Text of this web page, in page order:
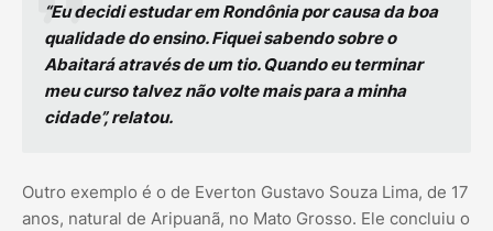
“Eu decidi estudar em Rondônia por causa da boa
qualidade do ensino. Fiquei sabendo sobre o
Abaitará através de um tio. Quando eu terminar
meu curso talvez não volte mais para a minha
cidade”, relatou.
Outro exemplo é o de Everton Gustavo Souza Lima, de 17
anos, natural de Aripuanã, no Mato Grosso. Ele concluiu o